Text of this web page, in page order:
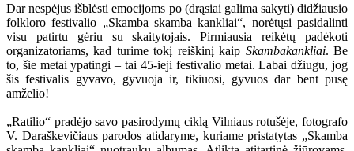
Dar nespėjus išblėsti emocijoms po (drąsiai galima sakyti) didžiausio
folkloro festivalio „Skamba skamba kankliai“, norėtųsi pasidalinti
visu patirtu gėriu su skaitytojais. Pirmiausia reikėtų padėkoti
organizatoriams, kad turime tokį reiškinį kaip Skambakankliai. Be
to, šie metai ypatingi – tai 45-ieji festivalio metai. Labai džiugu, jog
šis festivalis gyvavo, gyvuoja ir, tikiuosi, gyvuos dar bent pusę
amželio!
„Ratilio“ pradėjo savo pasirodymų ciklą Vilniaus rotušėje, fotografo
V. Daraškevičiaus parodos atidaryme, kuriame pristatytas „Skamba